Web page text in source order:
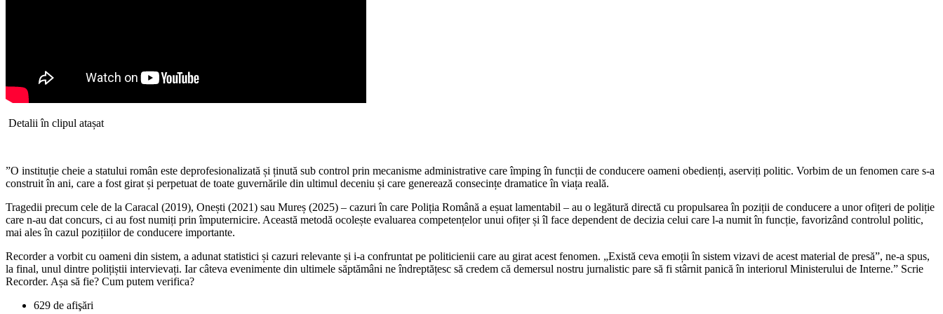
Detalii în clipul atașat
”O instituție cheie a statului român este deprofesionalizată și ținută sub control prin mecanisme administrative care împing în funcții de conducere oameni obedienți, aserviți politic. Vorbim de un fenomen care s-a
construit în ani, care a fost girat și perpetuat de toate guvernările din ultimul deceniu și care generează consecințe dramatice în viața reală.
Tragedii precum cele de la Caracal (2019), Onești (2021) sau Mureș (2025) – cazuri în care Poliția Română a eșuat lamentabil – au o legătură directă cu propulsarea în poziții de conducere a unor ofițeri de poliție
care n-au dat concurs, ci au fost numiți prin împuternicire. Această metodă ocolește evaluarea competențelor unui ofițer și îl face dependent de decizia celui care l-a numit în funcție, favorizând controlul politic,
mai ales în cazul pozițiilor de conducere importante.
Recorder a vorbit cu oameni din sistem, a adunat statistici și cazuri relevante și i-a confruntat pe politicienii care au girat acest fenomen. „Există ceva emoții în sistem vizavi de acest material de presă”, ne-a spus,
la final, unul dintre polițiștii intervievați. Iar câteva evenimente din ultimele săptămâni ne îndreptățesc să credem că demersul nostru jurnalistic pare să fi stârnit panică în interiorul Ministerului de Interne.” Scrie
Recorder. Așa să fie? Cum putem verifica?
629 de afişări